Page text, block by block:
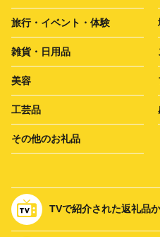
旅行・イベント・体験
雑貨・日用品
美容
工芸品
その他のお礼品
TVで紹介された返礼品